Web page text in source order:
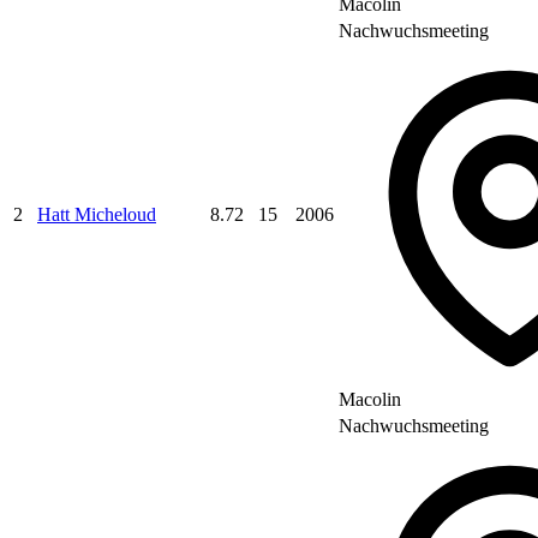
2 Hatt Micheloud 8.72 15 2006
Nachwuchsmeeting
Macolin
Nachwuchsmeeting